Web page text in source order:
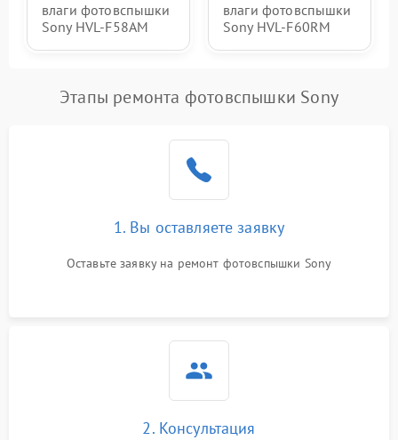
влаги фотовспышки
Sony HVL-F58AM
влаги фотовспышки
Sony HVL-F60RM
Этапы ремонта фотовспышки Sony
1. Вы оставляете заявку
Оставьте заявку на ремонт фотовспышки Sony
2. Консультация